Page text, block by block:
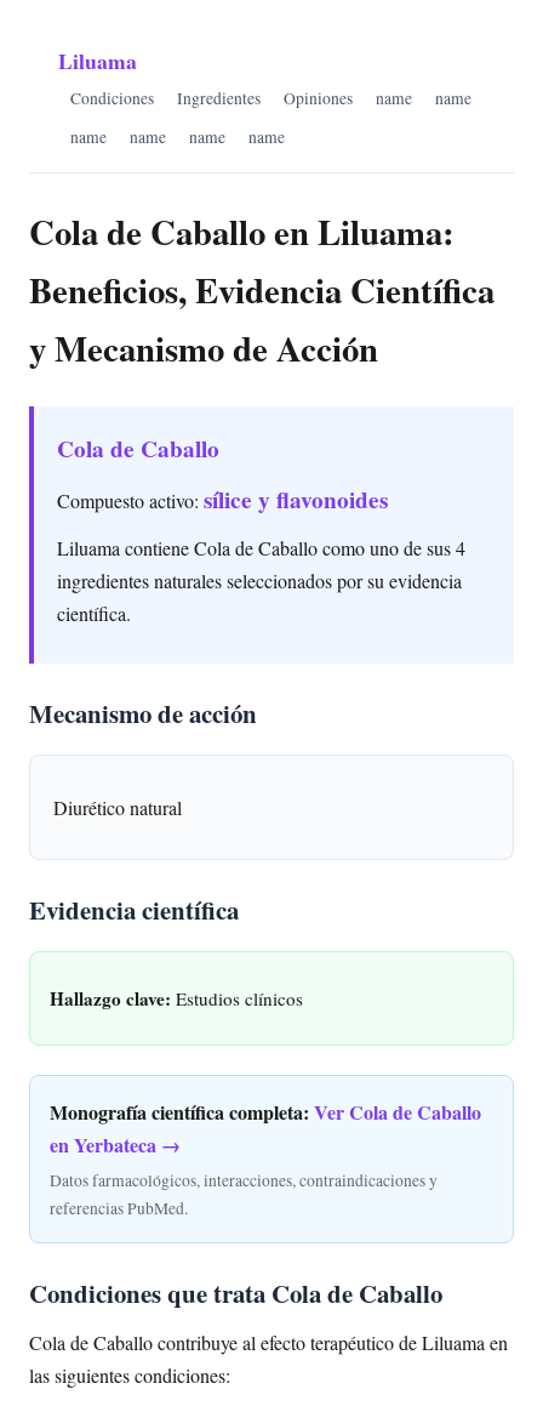
Liluama
Condiciones Ingredientes Opiniones name
name
name
name name name
Cola de Caballo en Liluama:
Beneficios, Evidencia Científica
y Mecanismo de Acción
Cola de Caballo
Compuesto activo:sílice y flavonoides
Liluama contiene Cola de Caballo como uno de sus 4
ingredientes naturales seleccionados por su evidencia
científica.
Mecanismo de acción
Diurético natural
Evidencia científica
Hallazgo clave: Estudios clínicos
Monografía científica completa: Ver Cola de Caballo
en Yerbateca →
Datos farmacológicos, interacciones, contraindicaciones y
referencias PubMed.
Condiciones que trata Cola de Caballo
Cola de Caballo contribuye al efecto terapéutico de Liluama en
las siguientes condiciones: